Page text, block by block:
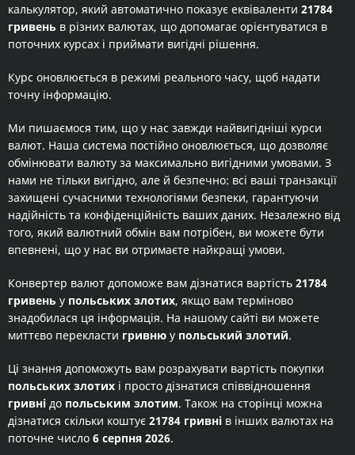
калькулятор, який автоматично показує еквіваленти 21784
гривень в різних валютах, що допомагає орієнтуватися в
поточних курсах і приймати вигідні рішення.
Курс оновлюється в режимі реального часу, щоб надати
точну інформацію.
Ми пишаємося тим, що у нас завжди найвигідніші курси
валют. Наша система постійно оновлюється, що дозволяє
обмінювати валюту за максимально вигідними умовами. З
нами не тільки вигідно, але й безпечно: всі ваші транзакції
захищені сучасними технологіями безпеки, гарантуючи
надійність та конфіденційність ваших даних. Незалежно від
того, який валютний обмін вам потрібен, ви можете бути
впевнені, що у нас ви отримаєте найкращі умови.
Конвертер валют допоможе вам дізнатися вартість 21784
гривень у польських злотих, якщо вам терміново
знадобилася ця інформація. На нашому сайті ви можете
миттєво перекласти гривню у польський злотий.
Ці знання допоможуть вам розрахувати вартість покупки
польських злотих і просто дізнатися співвідношення
гривні до польським злотим. Також на сторінці можна
дізнатися скільки коштує 21784 гривні в інших валютах на
поточне число 6 серпня 2026.